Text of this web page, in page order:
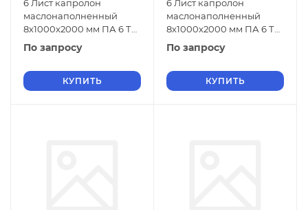
6 Лист капролон
маслонаполненный
8х1000х2000 мм ПА 6 ТУ
2224-001-78534599-2006
зеленый
По запросу
КУПИТЬ
6 Лист капролон
маслонаполненный
8х1000х2000 мм ПА 6 ТУ
2224-001-78534599-2006
черный
По запросу
КУПИТЬ